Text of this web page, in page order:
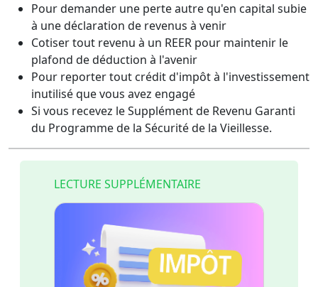
Pour demander une perte autre qu'en capital subie
à une déclaration de revenus à venir
Cotiser tout revenu à un REER pour maintenir le
plafond de déduction à l'avenir
Pour reporter tout crédit d'impôt à l'investissement
inutilisé que vous avez engagé
Si vous recevez le Supplément de Revenu Garanti
du Programme de la Sécurité de la Vieillesse.
LECTURE SUPPLÉMENTAIRE